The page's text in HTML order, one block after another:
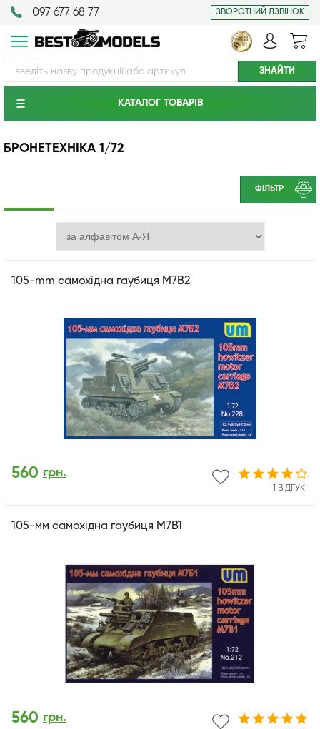
097 677 68 77 ЗВОРОТНИЙ ДЗВІНОК
КАТАЛОГ ТОВАРIВ
БРОНЕТЕХНІКА 1/72
ФІЛЬТР
105-mm самохідна гаубиця M7B2
1 ВІДГУК
560 грн.
105-мм самохідна гаубиця M7B1
560 грн.